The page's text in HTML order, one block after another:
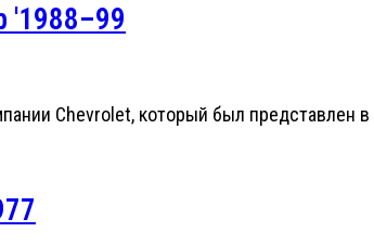
'1988–99
Chevrolet, который был представлен в